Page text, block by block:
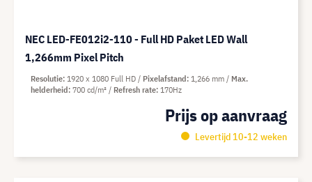
NEC LED-FE012i2-110 - Full HD Paket LED Wall
1,266mm Pixel Pitch
Prijs op aanvraag
Levertijd 10-12 weken
Resolutie 1920 x 1080 Full HD Pixelafstand 1,266 mm
Max.
helderheid 700 cd/m² Refresh rate 170Hz